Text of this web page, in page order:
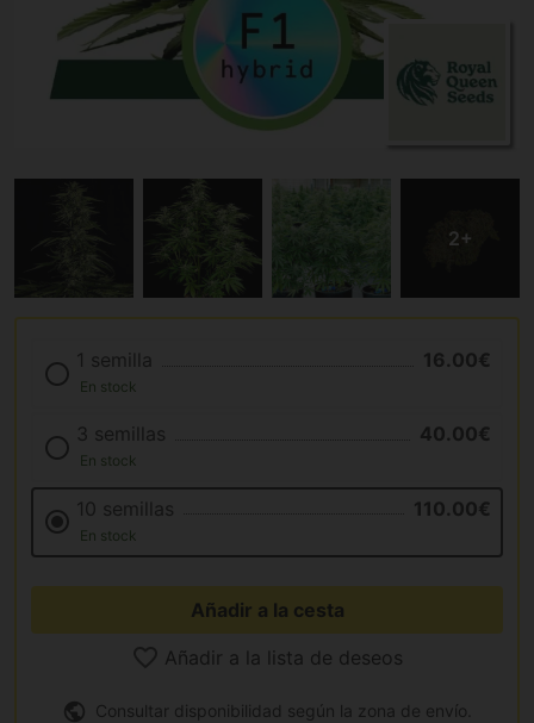
1 semilla 16.00€
En stock
3 semillas 40.00€
En stock
10 semillas 110.00€
En stock
Añadir a la cesta
Añadir a la lista de deseos
Consultar disponibilidad según la zona de envío.